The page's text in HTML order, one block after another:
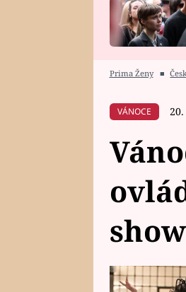
HOROSKOP NA
Prima Ženy ■
VÁNOCE
Bohatý